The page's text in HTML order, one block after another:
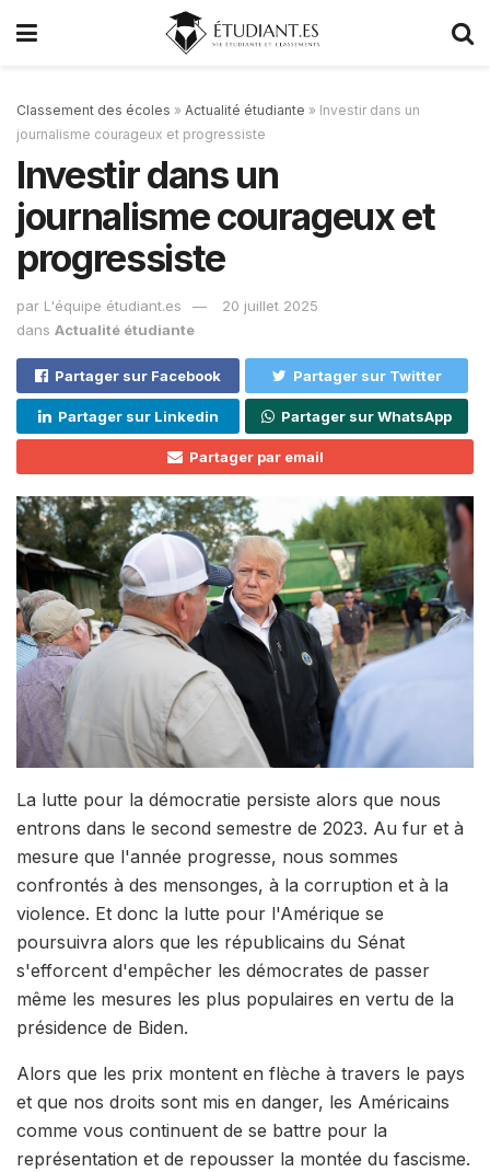
Classement des écoles » Actualité étudiante » Investir dans un
journalisme courageux et progressiste
Investir dans un
journalisme courageux et
progressiste
par L'équipe étudiant.es
20 juillet 2025
dans Actualité étudiante
Partager sur Facebook Partager sur Twitter
Partager sur Linkedin Partager sur WhatsApp
Partager par email
La lutte pour la démocratie persiste alors que nous
entrons dans le second semestre de 2023. Au fur et à
mesure que l'année progresse, nous sommes
confrontés à des mensonges, à la corruption et à la
violence. Et donc la lutte pour l'Amérique se
poursuivra alors que les républicains du Sénat
s'efforcent d'empêcher les démocrates de passer
même les mesures les plus populaires en vertu de la
présidence de Biden.
Alors que les prix montent en flèche à travers le pays
et que nos droits sont mis en danger, les Américains
comme vous continuent de se battre pour la
représentation et de repousser la montée du fascisme.